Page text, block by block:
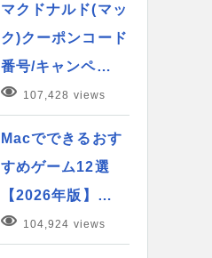
マクドナルド(マッ
ク)クーポンコード
番号/キャンペ…
107,428 views
Macでできるおす
すめゲーム12選
【2026年版】…
104,924 views